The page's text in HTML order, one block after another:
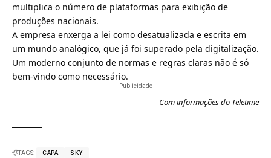
multiplica o número de plataformas para exibição de
produções nacionais.
A empresa enxerga a lei como desatualizada e escrita em
um mundo analógico, que já foi superado pela digitalização.
Um moderno conjunto de normas e regras claras não é só
bem-vindo como necessário.
- Publicidade -
Com informações do Teletime
TAGS: CAPA SKY